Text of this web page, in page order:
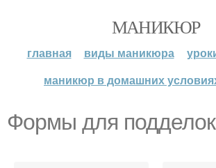
МАНИКЮР
главная виды маникюра
маникюр в домашних
Формы для подделок